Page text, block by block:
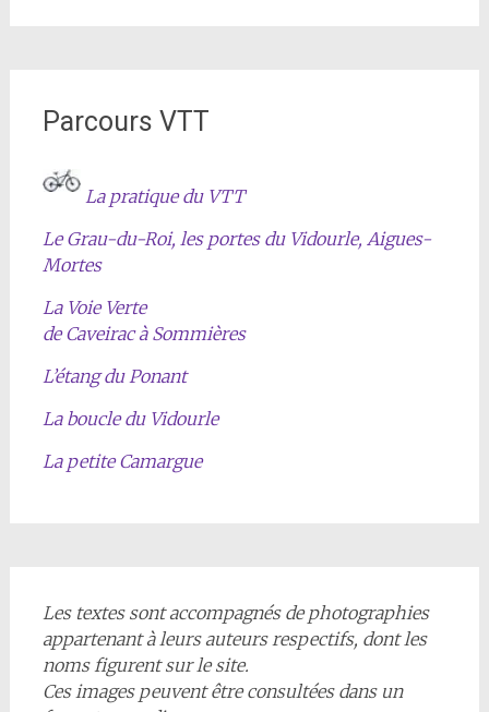
Parcours VTT
La pratique du VTT
Le Grau-du-Roi, les portes du Vidourle, Aigues-
Mortes
La Voie Verte
de Caveirac à Sommières
L’étang du Ponant
La boucle du Vidourle
La petite Camargue
Les textes sont accompagnés de photographies
appartenant à leurs auteurs respectifs, dont les
noms figurent sur le site.
Ces images peuvent être consultées dans un